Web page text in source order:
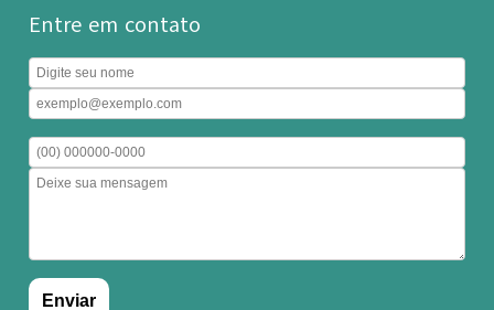
Entre em contato